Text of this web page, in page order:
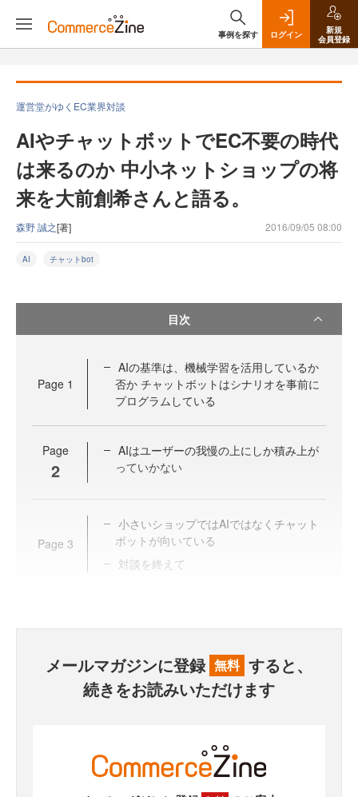
事例を探す ログイン
新規
会員登録
運営堂がゆくEC業界対談
AIやチャットボットでEC不要の時代
は来るのか 中小ネットショップの将
来を大前創希さんと語る。
森野 誠之[著] 2016/09/05 08:00
AI チャットbot
目次
Page 1
AIの基準は、機械学習を活用しているか
否か チャットボットはシナリオを事前に
プログラムしている
Page
2
AIはユーザーの我慢の上にしか積み上が
っていかない
Page 3
小さいショップではAIではなくチャット
ボットが向いている
対談を終えて
メールマガジンに登録 無料 すると、
続きをお読みいただけます